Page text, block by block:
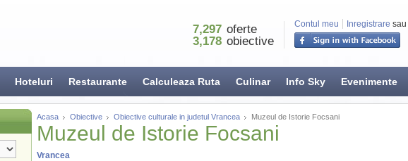
Contul meu Inregistrare sau
7,297 oferte
3,178 obiective
Hoteluri Restaurante Calculeaza Ruta Culinar Info Sky Evenimente
Acasa Obiective Obiective culturale in judetul Vrancea Muzeul de Istorie Focsani
Muzeul de Istorie Focsani
Vrancea